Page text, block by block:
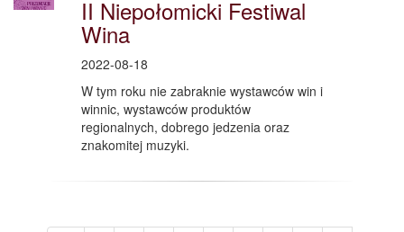
II Niepołomicki Festiwal
Wina
2022-08-18
W tym roku nie zabraknie wystawców win i
winnic, wystawców produktów
regionalnych, dobrego jedzenia oraz
znakomitej muzyki.